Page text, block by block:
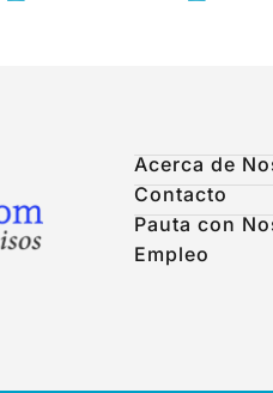
Acerca de
Contacto
Pauta con
Empleo